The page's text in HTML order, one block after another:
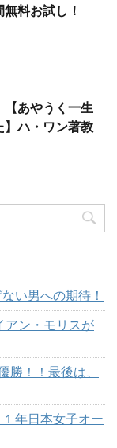
料お試し！
【あやうく一生
】ハ・ワン著教
い男への期待！
アン・モリスが
勝！！最後は、
年日本女子オー